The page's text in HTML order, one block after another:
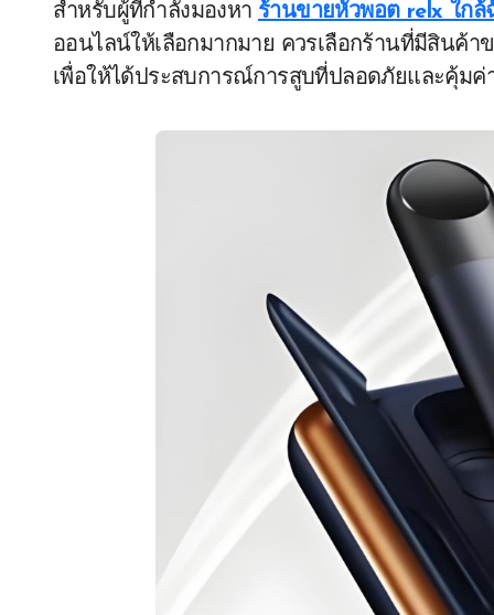
สำหรับผู้ที่กำลังมองหา ร้านขายหัวพอต relx ใกล้
ออนไลน์ให้เลือกมากมาย ควรเลือกร้านที่มีสินค้
เพื่อให้ได้ประสบการณ์การสูบที่ปลอดภัยและคุ้มค่